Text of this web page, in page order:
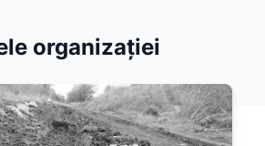
organizației